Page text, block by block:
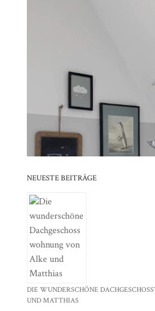
NEUESTE BEITRÄGE
DIE WUNDERSCHÖNE
UND MATTHIAS